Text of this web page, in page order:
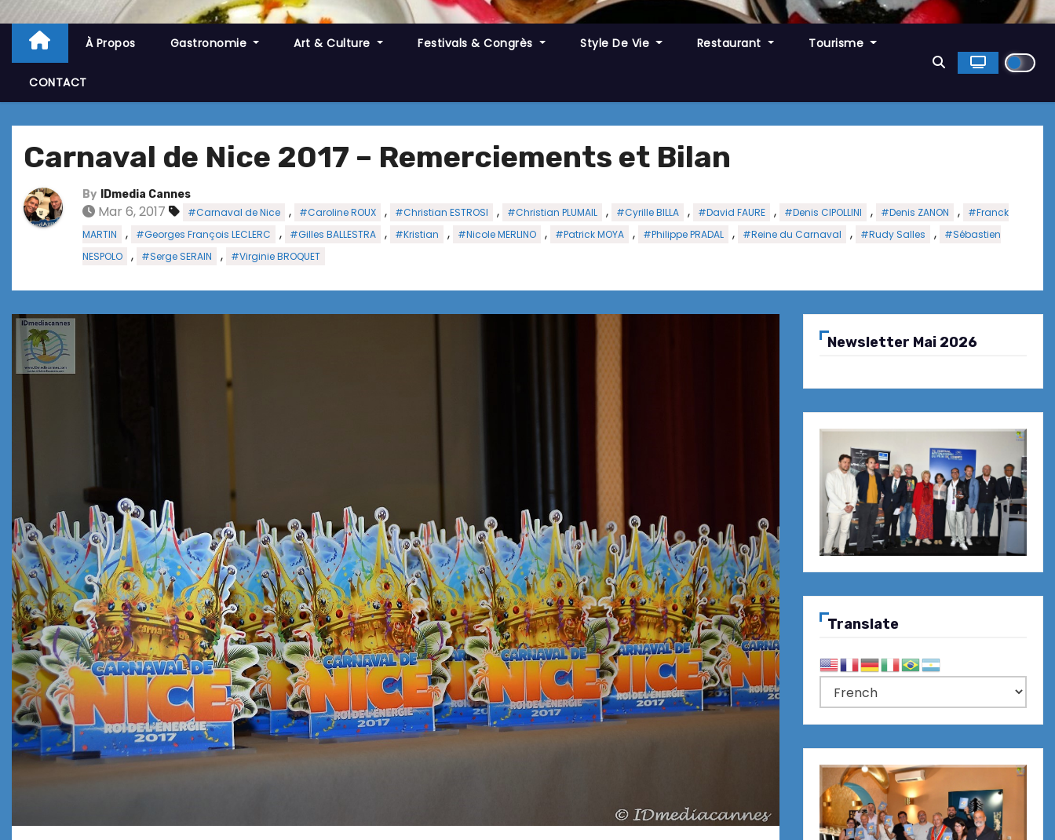
À Propos Gastronomie Art & Culture Festivals & Congrès Style De Vie Restaurant Tourisme
CONTACT
Carnaval de Nice 2017 – Remerciements et Bilan
By IDmedia Cannes
Mar 6, 2017 #Carnaval de Nice , #Caroline ROUX , #Christian ESTROSI , #Christian PLUMAIL , #Cyrille BILLA , #David FAURE , #Denis CIPOLLINI , #Denis ZANON ,
#Franck
MARTIN
, #Georges François LECLERC , #Gilles BALLESTRA , #Kristian , #Nicole MERLINO , #Patrick MOYA , #Philippe PRADAL , #Reine du Carnaval , #Rudy Salles ,
#Sébastien
NESPOLO
, #Serge SERAIN , #Virginie BROQUET
Newsletter Mai 2026
Translate